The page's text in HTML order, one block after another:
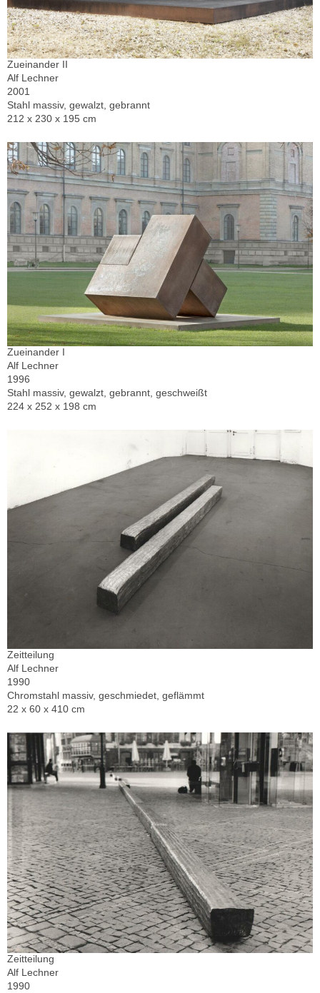
Zueinander II
Alf Lechner
2001
Stahl massiv, gewalzt, gebrannt
212 x 230 x 195 cm
Zueinander I
Alf Lechner
1996
Stahl massiv, gewalzt, gebrannt, geschweißt
224 x 252 x 198 cm
Zeitteilung
Alf Lechner
1990
Chromstahl massiv, geschmiedet, geflämmt
22 x 60 x 410 cm
Zeitteilung
Alf Lechner
1990